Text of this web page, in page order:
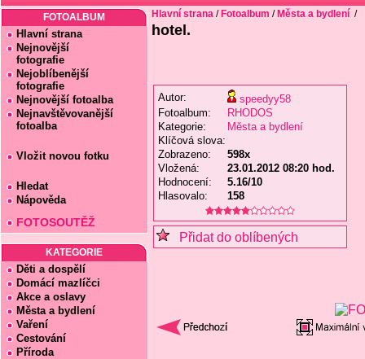
FOTOALBUM
Hlavní strana
Nejnovější
fotografie
Nejoblíbenější
fotografie
Nejnovější fotoalba
Nejnavštěvovanější
fotoalba
Vložit novou fotku
Hledat
Nápověda
FOTOSOUTĚŽ
KATEGORIE
Děti a dospělí
Domácí mazlíčci
Akce a oslavy
Města a bydlení
Vaření
Cestování
Příroda
Hlavní strana / Fotoalbum / Města a bydlení /
hotel.
Autor:
speedyy58
Fotoalbum:
RHODOS
Kategorie:
Města a bydlení
Klíčová slova:
Zobrazeno:
598x
Vložená:
23.01.2012 08:20 hod.
Hodnocení:
5.16/10
Hlasovalo:
158
Přidat do oblíbených